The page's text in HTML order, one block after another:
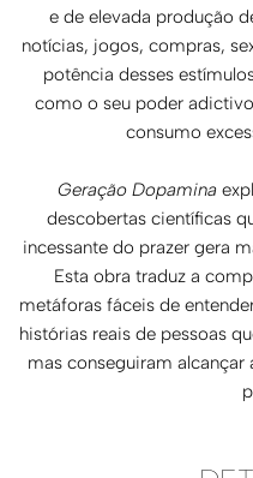
e de elevada produção
notícias, jogos, compras,
potência desses
como o seu poder
consumo
Geração Dopamina
descobertas científicas
incessante do prazer gera
Esta obra traduz a
metáforas fáceis de
histórias reais de pessoas
mas conseguiram alcançar